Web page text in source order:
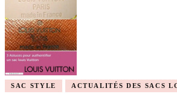
SAC STYLE ACTUALITÉS DES SACS